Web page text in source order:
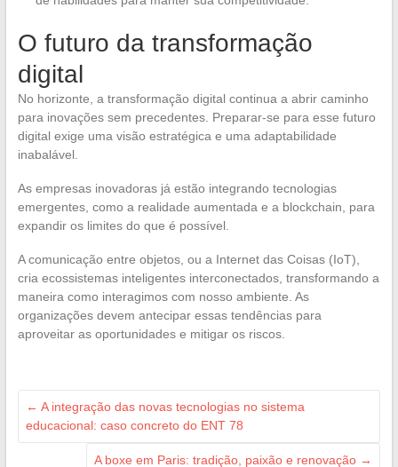
O futuro da transformação
digital
No horizonte, a transformação digital continua a abrir caminho
para inovações sem precedentes. Preparar-se para esse futuro
digital exige uma visão estratégica e uma adaptabilidade
inabalável.
As empresas inovadoras já estão integrando tecnologias
emergentes, como a realidade aumentada e a blockchain, para
expandir os limites do que é possível.
A comunicação entre objetos, ou a Internet das Coisas (IoT),
cria ecossistemas inteligentes interconectados, transformando a
maneira como interagimos com nosso ambiente. As
organizações devem antecipar essas tendências para
aproveitar as oportunidades e mitigar os riscos.
← A integração das novas tecnologias no sistema
educacional: caso concreto do ENT 78
A boxe em Paris: tradição, paixão e renovação →